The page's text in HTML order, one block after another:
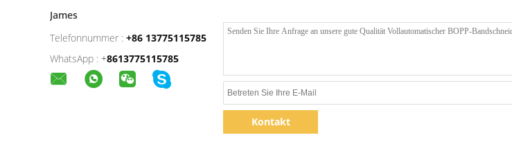
James
Telefonnummer : +86 13775115785
WhatsApp : +8613775115785
Kontakt